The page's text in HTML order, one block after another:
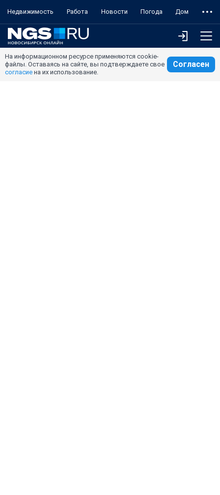
Недвижимость Работа Новости Погода Дом
На информационном ресурсе применяются cookie-
файлы. Оставаясь на сайте, вы подтверждаете свое
согласие на их использование.
Согласен